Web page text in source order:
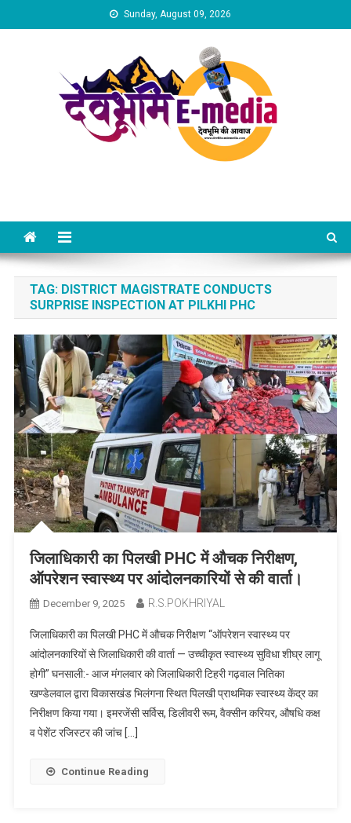
to
Sunday, August 09, 2026
TAG: DISTRICT MAGISTRATE CONDUCTS
SURPRISE INSPECTION AT PILKHI PHC
जिलाधिकारी का पिलखी PHC में औचक निरीक्षण,
ऑपरेशन स्वास्थ्य पर आंदोलनकारियों से की वार्ता।
December 9, 2025 R.S.POKHRIYAL
जिलाधिकारी का पिलखी PHC में औचक निरीक्षण “ऑपरेशन स्वास्थ्य पर
आंदोलनकारियों से जिलाधिकारी की वार्ता — उच्चीकृत स्वास्थ्य सुविधा शीघ्र लागू
होगी” घनसाली:- आज मंगलवार को जिलाधिकारी टिहरी गढ़वाल नितिका
खण्डेलवाल द्वारा विकासखंड भिलंगना स्थित पिलखी प्राथमिक स्वास्थ्य केंद्र का
निरीक्षण किया गया। इमरजेंसी सर्विस, डिलीवरी रूम, वैक्सीन करियर, औषधि कक्ष
व पेशेंट रजिस्टर की जांच […]
Continue Reading